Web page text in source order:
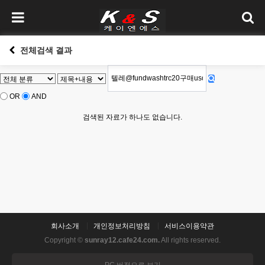
전체검색 결과
OR AND
검색된 자료가 하나도 없습니다.
회사소개 개인정보처리방침
서비스이용약관
Copyright © sunray12.cafe24.com.All rights reserved.